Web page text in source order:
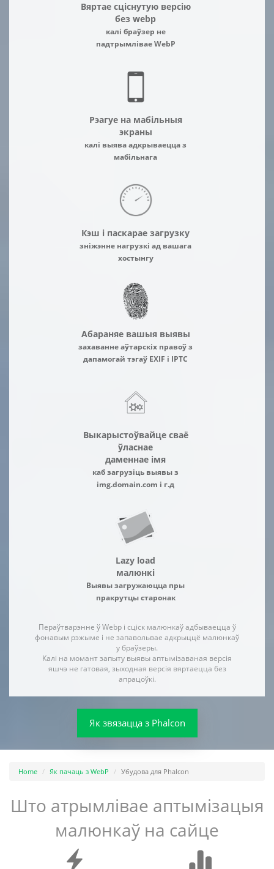
Вяртае сціснутую версію
без webp
калі браўзер не
падтрымлівае WebP
Рэагуе на мабільныя
экраны
калі выява адкрываецца з
мабільнага
Кэш і паскарае загрузку
зніжэнне нагрузкі ад вашага
хостынгу
Абараняе вашыя выявы
захаванне аўтарскіх правоў з
дапамогай тэгаў EXIF і IPTC
Выкарыстоўвайце сваё
ўласнае
даменнае імя
каб загрузіць выявы з
img.domain.com і г.д
Lazy load
малюнкі
Выявы загружаюцца пры
пракрутцы старонак
Пераўтварэнне ў Webp і сціск малюнкаў адбываецца ў
фонавым рэжыме і не запавольвае адкрыццё малюнкаў
у браўзеры.
Калі на момант запыту выявы аптымізаваная версія
яшчэ не гатовая, зыходная версія вяртаецца без
апрацоўкі.
Як звязацца з Phalcon
Home Як пачаць з WebP Убудова для Phalcon
Што атрымлівае аптымізацыя
малюнкаў на сайце